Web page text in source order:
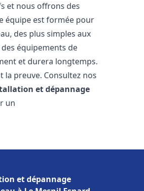
et nous offrons des
équipe est formée pour
des plus simples aux
équipements de
et durera longtemps.
preuve. Consultez nos
et dépannage
un
et dépannage